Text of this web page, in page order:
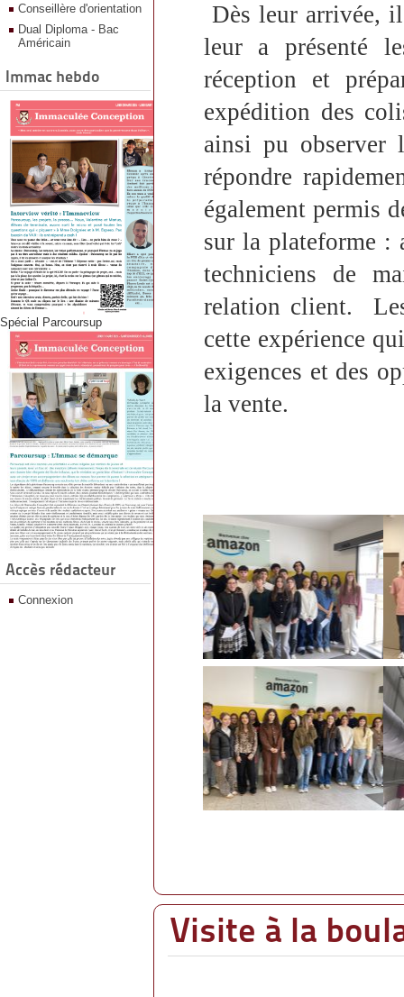
Conseillère d'orientation
Dual Diploma - Bac
Américain
Immac hebdo
Spécial Parcoursup
Accès rédacteur
Connexion
Dès leur arrivée,
leur a présenté
réception et
expédition des
ainsi pu observer
répondre
également permis
sur la plateforme :
techniciens de
relation client.
cette expérience
exigences et des
la vente.
Visite à la